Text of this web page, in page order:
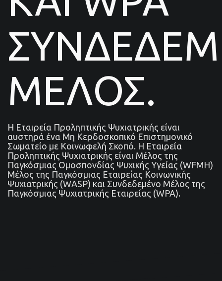
ΜΕΛΟΣ.
Η Εταιρεία Προληπτικής Ψυχιατρικής είναι
αυστηρά ένα Μη Κερδοσκοπικό Επιστημονικό
Σωματείο με Κοινωφελή Σκοπό. Η Εταιρεία
Προληπτικής Ψυχιατρικής είναι Μέλος της
Παγκόσμιας Ομοσπονδίας Ψυχικής Υγείας (WFMH)
Μέλος της Παγκόσμιας Εταιρείας Κοινωνικής
Ψυχιατρικής (WASP) και Συνδεδεμένο Μέλος της
Παγκόσμιας Ψυχιατρικής Εταιρείας (WPA).